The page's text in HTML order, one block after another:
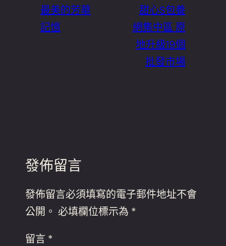
最美的芳華
記憶
甜心S包養
網集中區 原
地升級19個
批發市場
發佈留言
發佈留言必須填寫的電子郵件地址不會
公開。 必填欄位標示為 *
留言 *